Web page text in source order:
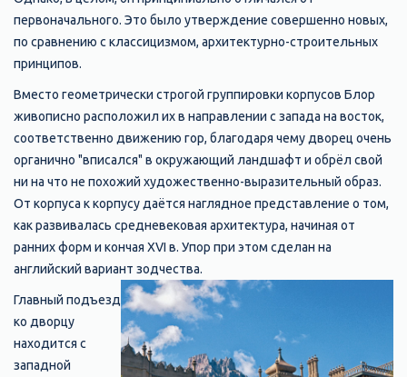
первоначального. Это было утверждение совершенно новых,
по сравнению с классицизмом, архитектурно-строительных
принципов.
Вместо геометрически строгой группировки корпусов Блор
живописно расположил их в направлении с запада на восток,
соответственно движению гор, благодаря чему дворец очень
органично "вписался" в окружающий ландшафт и обрёл свой
ни на что не похожий художественно-выразительный образ.
От корпуса к корпусу даётся наглядное представление о том,
как развивалась средневековая архитектура, начиная от
ранних форм и кончая XVI в. Упор при этом сделан на
английский вариант зодчества.
Главный подъезд
ко дворцу
находится с
западной